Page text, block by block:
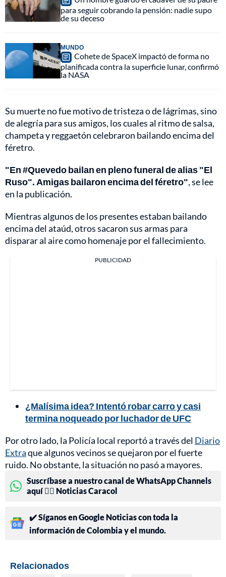
para seguir cobrando la pensión: nadie supo
de su deceso
MUNDO
Cohete de SpaceX impactó de forma no
planificada contra la superficie lunar, confirmó
la NASA
Su muerte no fue motivo de tristeza o de lágrimas, sino
de alegría para sus amigos, los cuales al ritmo de salsa,
champeta y reggaetón celebraron bailando encima del
féretro.
"En #Quevedo bailan en pleno funeral de alias "El
Ruso". Amigas bailaron encima del féretro", se lee
en la publicación.
Mientras algunos de los presentes estaban bailando
encima del ataúd, otros sacaron sus armas para
disparar al aire como homenaje por el fallecimiento.
PUBLICIDAD
¿Malísima idea? Intentó robar carro y casi
termina noqueado por luchador de UFC
Por otro lado, la Policía local reportó a través del Diario
Extraque algunos vecinos se quejaron por el fuerte
ruido. No obstante, la situación no pasó a mayores.
Suscríbase a nuestro canal de WhatsApp Channels
aquí 👉🏻 Noticias Caracol
✔️ Síganos en Google Noticias con toda la
información de Colombia y el mundo.
Relacionados